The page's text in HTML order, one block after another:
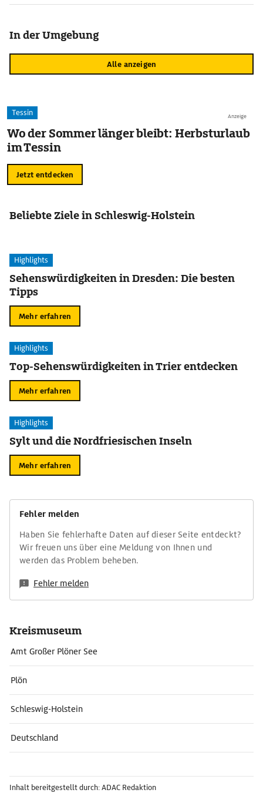
In der Umgebung
Alle anzeigen
Anzeige
Tessin
Wo der Sommer länger bleibt: Herbsturlaub
im Tessin
Jetzt entdecken
Beliebte Ziele in Schleswig-Holstein
Highlights
Sehenswürdigkeiten in Dresden: Die besten
Tipps
Mehr erfahren
Highlights
Top-Sehenswürdigkeiten in Trier entdecken
Mehr erfahren
Highlights
Sylt und die Nordfriesischen Inseln
Mehr erfahren
Fehler melden
Haben Sie fehlerhafte Daten auf dieser Seite entdeckt?
Wir freuen uns über eine Meldung von Ihnen und
werden das Problem beheben.
Fehler melden
Kreismuseum
Amt Großer Plöner See
Plön
Schleswig-Holstein
Deutschland
Inhalt bereitgestellt durch: ADAC Redaktion